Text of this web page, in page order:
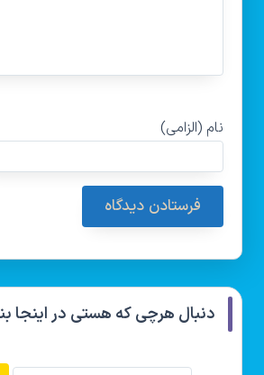
نام (الزامی)
دنبال هرچی که هستی در اینجا